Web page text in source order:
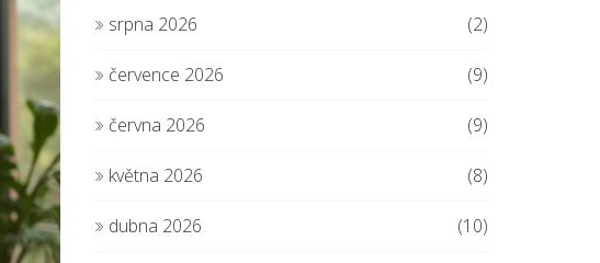
srpna 2026 (2)
července 2026 (9)
června 2026 (9)
května 2026 (8)
dubna 2026 (10)